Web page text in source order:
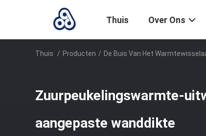
Thuis Over Ons
Thuis / Producten / De Buis Van Het
Zuurpeukelingswarmte-
aangepaste wanddikte